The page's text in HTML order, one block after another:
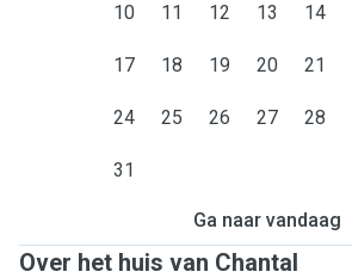
10 11 12 13 14
17 18 19 20 21
24 25 26 27 28
31
Ga naar vandaag
Over het huis van Chantal